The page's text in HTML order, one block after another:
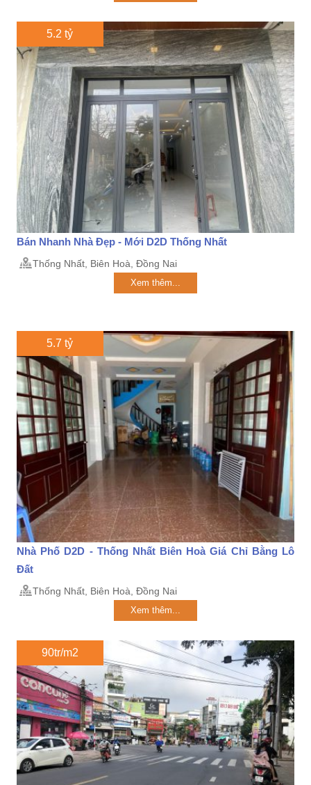
5.2 tỷ
Bán Nhanh Nhà Đẹp - Mới D2D Thống Nhất
Thống Nhất, Biên Hoà, Đồng Nai
Xem thêm...
5.7 tỷ
Nhà Phố D2D - Thống Nhất Biên Hoà Giá Chỉ Bằng Lô
Đất
Thống Nhất, Biên Hoà, Đồng Nai
Xem thêm...
90tr/m2